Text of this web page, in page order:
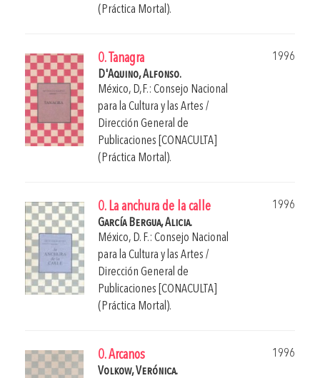
(Práctica Mortal).
0. Tanagra
1996
D'Aquino, Alfonso.
México, D,F.: Consejo Nacional
para la Cultura y las Artes /
Dirección General de
Publicaciones [CONACULTA]
(Práctica Mortal).
0. La anchura de la calle
1996
García Bergua, Alicia.
México, D. F.: Consejo Nacional
para la Cultura y las Artes /
Dirección General de
Publicaciones [CONACULTA]
(Práctica Mortal).
0. Arcanos
1996
Volkow, Verónica.